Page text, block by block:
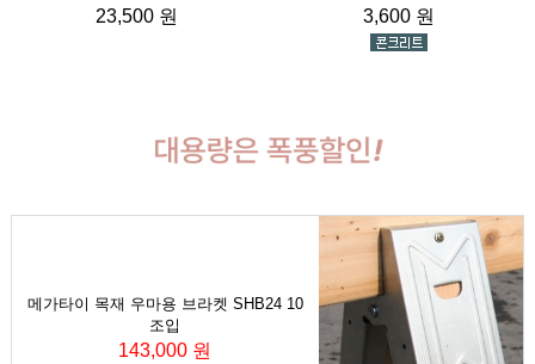
23,500 원 3,600 원
메가타이 목재 우마용 브라켓 SHB24 10
조입
143,000 원